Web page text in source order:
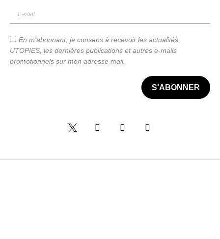
En m'abonnant, je consens à recevoir les actualités
UTOPIES, les dernières publications et autres e-mails
promotionnels sur mon adresse mail.
S'ABONNER